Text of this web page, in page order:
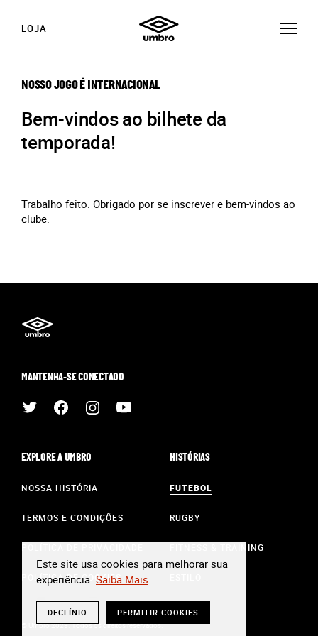
LOJA
NOSSO JOGO É INTERNACIONAL
Bem-vindos ao bilhete da
temporada!
Trabalho feito. Obrigado por se inscrever e bem-vindos ao
clube.
MANTENHA-SE CONECTADO
EXPLORE A UMBRO
NOSSA HISTÓRIA
TERMOS E CONDIÇÕES
POLÍTICA DE COOKIES
HISTÓRIAS
FUTEBOL
RUGBY
FITNESS & TRAINING
© Umbro 2023. Todos os direitos reservados.
Este site usa cookies para melhorar sua
experiência. Saiba Mais
DECLÍNIO PERMITIR COOKIES